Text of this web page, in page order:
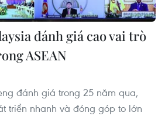
đánh giá cao vai trò
ASEAN
đánh giá trong 25 năm qua,
triển nhanh và đóng góp to lớn